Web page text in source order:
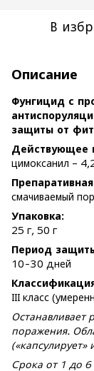
В
Описание
Фунгицид с
защиты от
Действующее
цимоксанил –
смачиваемый
Упаковка:
25 г, 50 г
Период
10-30 дней
III класс
Останавливает
поражения.
Срока от 1 до 6